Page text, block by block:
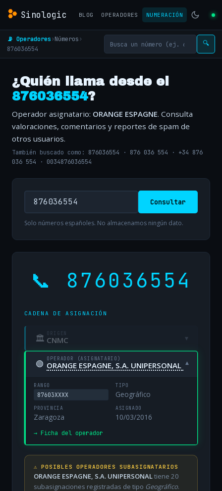
Sinologic BLOG OPERADORES NUMERACIÓN
📡 Operadores›Números›
876036554
🔍
¿Quién llama desde el
876036554?
Operador asignatario: ORANGE ESPAGNE. Consulta
valoraciones, comentarios y reportes de spam de
otros usuarios.
También buscado como: 876036554 · 876 036 554 · +34 876
036 554 · 0034876036554
Consultar
Solo números españoles. No almacenamos ningún dato.
📞 876036554
CADENA DE ASIGNACIÓN
🏛 ORIGEN
CNMC ▾
🟢 OPERADOR (ASIGNATARIO)
ORANGE ESPAGNE, S.A. UNIPERSONAL ▾
RANGO
87603XXXX
TIPO
Geográfico
PROVINCIA
Zaragoza
ASIGNADO
10/03/2016
→ Ficha del operador
⚠️ POSIBLES OPERADORES SUBASIGNATARIOS
ORANGE ESPAGNE, S.A. UNIPERSONALtiene 20
subasignaciones registradas de tipo Geográfico.